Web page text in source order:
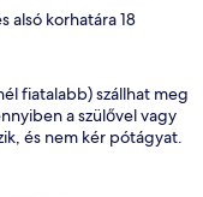
alsó korhatára 18
fiatalabb) szállhat meg
a szülővel vagy
és nem kér pótágyat.